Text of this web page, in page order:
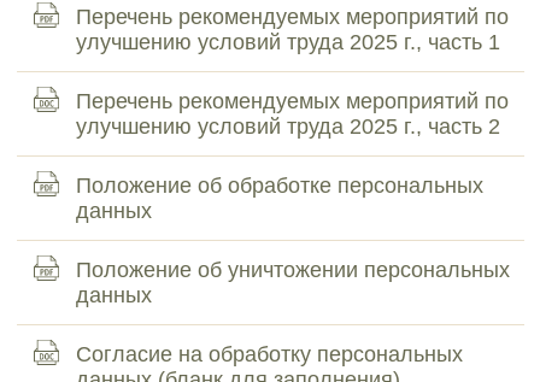
Перечень рекомендуемых мероприятий по
улучшению условий труда 2025 г., часть 1
Перечень рекомендуемых мероприятий по
улучшению условий труда 2025 г., часть 2
Положение об обработке персональных
данных
Положение об уничтожении персональных
данных
Согласие на обработку персональных